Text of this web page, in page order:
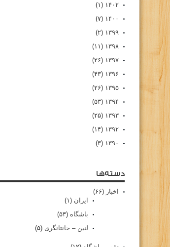
۱۴۰۲ (۱)
۱۴۰۰ (۷)
۱۳۹۹ (۲)
۱۳۹۸ (۱۱)
۱۳۹۷ (۲۶)
۱۳۹۶ (۴۳)
۱۳۹۵ (۲۶)
۱۳۹۴ (۵۳)
۱۳۹۳ (۲۵)
۱۳۹۲ (۱۴)
۱۳۹۰ (۳)
دسته‌ها
اخبار (۶۶)
ایران (۱)
باشگاه (۵۳)
لنین – خانتانگری (۵)